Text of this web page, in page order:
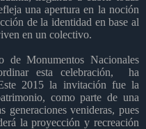
una apertura en la noción
de la identidad en base al
en un colectivo.
Monumentos Nacionales
esta celebración,
ha
2015 la invitación fue la
como parte de una
generaciones venideras, pues
la proyección y recreación